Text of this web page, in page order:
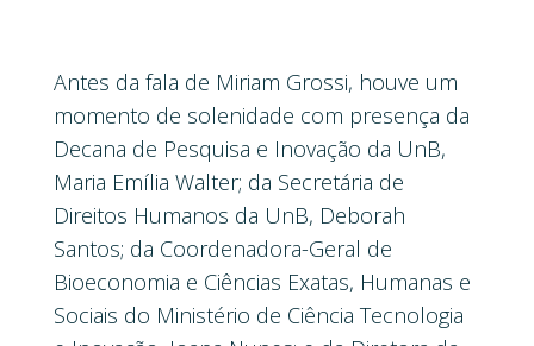
Antes da fala de Miriam Grossi, houve um
momento de solenidade com presença da
Decana de Pesquisa e Inovação da UnB,
Maria Emília Walter; da Secretária de
Direitos Humanos da UnB, Deborah
Santos; da Coordenadora-Geral de
Bioeconomia e Ciências Exatas, Humanas e
Sociais do Ministério de Ciência Tecnologia